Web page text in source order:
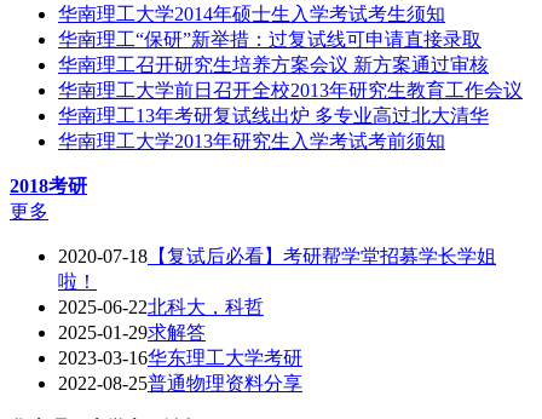
华南理工大学2014年硕士生入学考试考生须知
华南理工“保研”新举措：过复试线可申请直接录取
华南理工召开研究生培养方案会议 新方案通过审核
华南理工大学前日召开全校2013年研究生教育工作会议
华南理工13年考研复试线出炉 多专业高过北大清华
华南理工大学2013年研究生入学考试考前须知
2018考研
更多
2020-07-18 【复试后必看】考研帮学堂招募学长学姐
啦！
2025-06-22北科大，科哲
2025-01-29求解答
2023-03-16华东理工大学考研
2022-08-25普通物理资料分享